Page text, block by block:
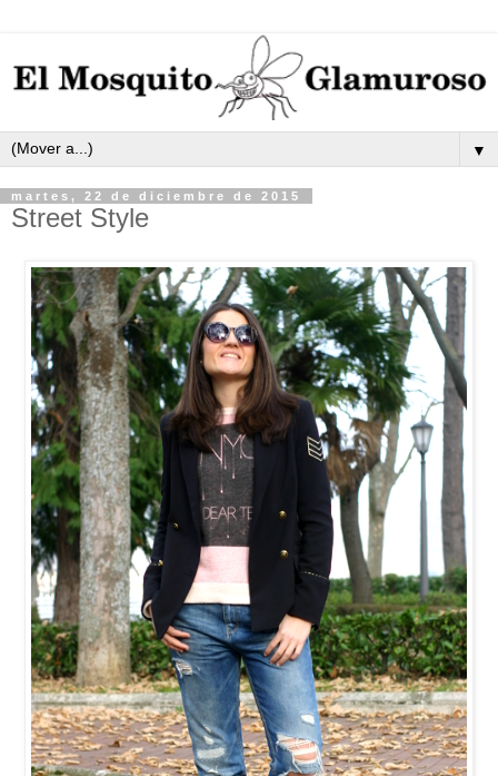
▼
martes, 22 de diciembre de 2015
Street Style